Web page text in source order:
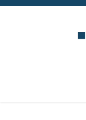
Ir al contenido